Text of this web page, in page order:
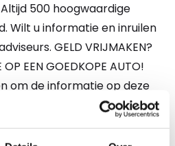
500 hoogwaardige
Wilt u informatie en inruilen
GELD VRIJMAKEN?
EEN GOEDKOPE AUTO!
om de informatie op deze
en actueel mogelijk weer
nooit uit te sluiten.